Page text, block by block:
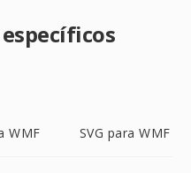
WMF SVG para WMF